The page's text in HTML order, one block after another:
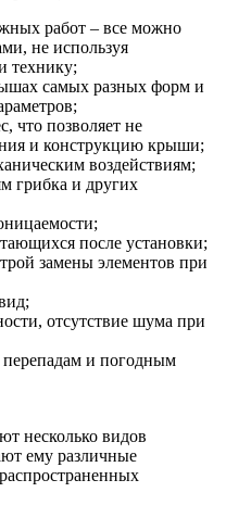
работ – все можно
не используя
технику;
самых разных форм и
что позволяет не
и конструкцию крыши;
воздействиям;
грибка и других
после установки;
замены элементов при
отсутствие шума при
перепадам и погодным
несколько видов
ему различные